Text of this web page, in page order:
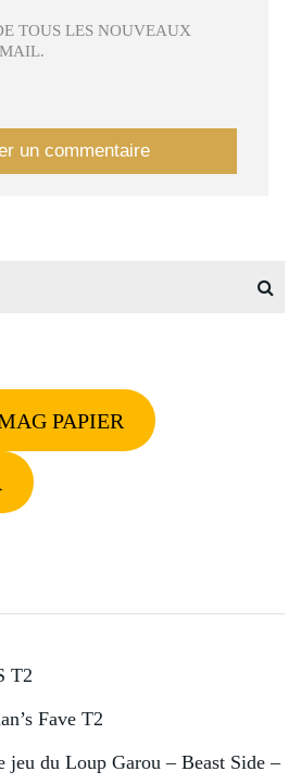
TOUS LES NOUVEAUX
PAPIER
T2
Fave T2
du Loup Garou – Beast Side –